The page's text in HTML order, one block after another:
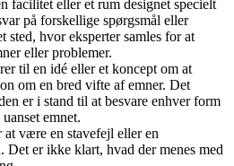
facilitet eller et rum designet specielt
på forskellige spørgsmål eller
hvor eksperter samles for at
eller problemer.
til en idé eller et koncept om at
om en bred vifte af emner. Det
er i stand til at besvare enhver form
emnet.
være en stavefejl eller en
er ikke klart, hvad der menes med